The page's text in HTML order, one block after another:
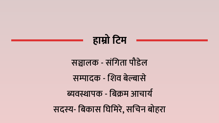
हाम्रो टिम
सञ्चालक - संगिता पौडेल
सम्पादक - शिव बेल्बासे
ब्यवस्थापक - बिक्रम आचार्य
सदस्य- बिकास घिमिरे, सचिन बोहरा